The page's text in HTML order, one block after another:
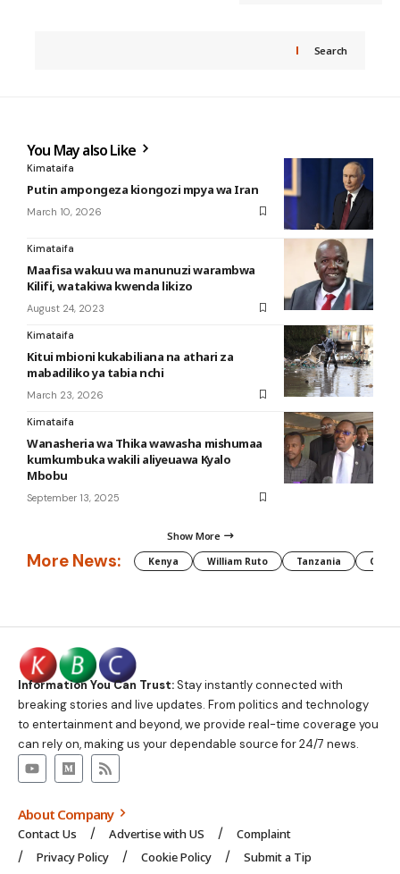
Search
You May also Like
Kimataifa
Putin ampongeza kiongozi mpya wa Iran
March 10, 2026
Kimataifa
Maafisa wakuu wa manunuzi warambwa
Kilifi, watakiwa kwenda likizo
August 24, 2023
Kimataifa
Kitui mbioni kukabiliana na athari za
mabadiliko ya tabia nchi
March 23, 2026
Kimataifa
Wanasheria wa Thika wawasha mishumaa
kumkumbuka wakili aliyeuawa Kyalo
Mbobu
September 13, 2025
Show More
More News: Kenya William Ruto Tanzania CAF
Information You Can Trust:Stay instantly connected with
breaking stories and live updates. From politics and technology
to entertainment and beyond, we provide real-time coverage you
can rely on, making us your dependable source for 24/7 news.
About Company
Contact Us Advertise with US
Complaint
Privacy Policy
Cookie Policy Submit a Tip